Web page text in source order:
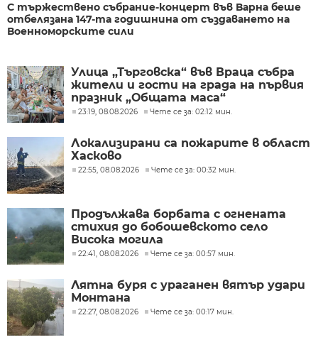
С тържествено събрание-концерт във Варна беше
отбелязана 147-та годишнина от създаването на
Военноморските сили
Улица „Търговска“ във Враца събра
жители и гости на града на първия
празник „Общата маса“
23:19, 08.08.2026 Чете се за: 02:12 мин.
Локализирани са пожарите в област
Хасково
22:55, 08.08.2026 Чете се за: 00:32 мин.
Продължава борбата с огнената
стихия до бобошевското село
Висока могила
22:41, 08.08.2026 Чете се за: 00:57 мин.
Лятна буря с ураганен вятър удари
Монтана
22:27, 08.08.2026 Чете се за: 00:17 мин.